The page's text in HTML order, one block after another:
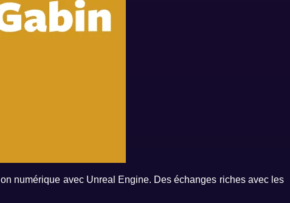
numérique avec Unreal Engine. Des échanges riches avec les